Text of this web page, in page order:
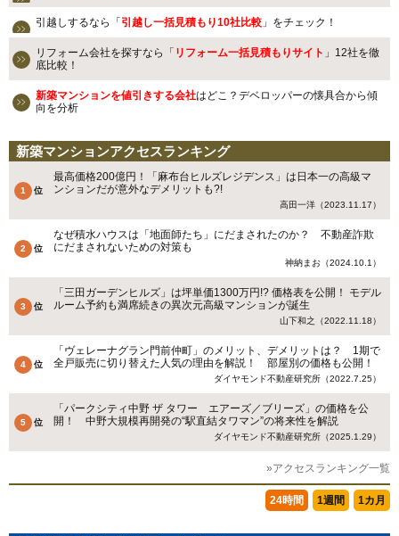
引越しするなら「 引越し一括見積もり10社比較 」をチェック！
リフォーム会社を探すなら「 リフォーム一括見積もりサイト 」12社を徹
底比較！
新築マンションを値引きする会社はどこ？デベロッパーの懐具合から傾
向を分析
新築マンションアクセスランキング
最高価格200億円！「麻布台ヒルズレジデンス」は日本一の高級マ
ンションだが意外なデメリットも?!
高田一洋（2023.11.17）
なぜ積水ハウスは「地面師たち」にだまされたのか？ 不動産詐欺
にだまされないための対策も
神納まお（2024.10.1）
「三田ガーデンヒルズ」は坪単価1300万円!? 価格表を公開！ モデル
ルーム予約も満席続きの異次元高級マンションが誕生
山下和之（2022.11.18）
「ヴェレーナグラン門前仲町」のメリット、デメリットは？ 1期で
全戸販売に切り替えた人気の理由を解説！ 部屋別の価格も公開！
ダイヤモンド不動産研究所（2022.7.25）
「パークシティ中野 ザ タワー エアーズ／ブリーズ」の価格を公
開！ 中野大規模再開発の“駅直結タワマン”の将来性を解説
ダイヤモンド不動産研究所（2025.1.29）
»アクセスランキング一覧
24時間 1週間 1カ月